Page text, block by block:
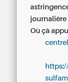
journalière
Où çà